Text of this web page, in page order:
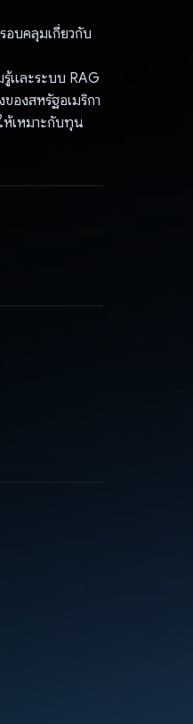
อบคลุมเกี่ยวกับ
และระบบ RAG
องสหรัฐอเมริกา
เหมาะกับทุน